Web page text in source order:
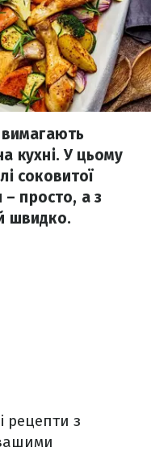
кухні. У цьому
соковитої
– просто, а з
швидко.
рецепти з